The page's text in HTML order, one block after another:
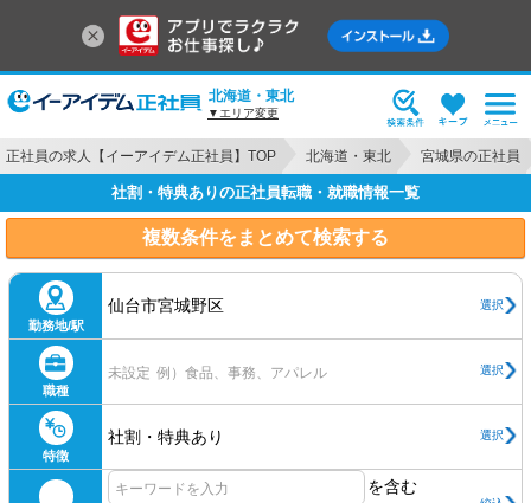
北海道・東北
▼エリア変更
正社員の求人【イーアイデム正社員】TOP 北海道・東北 宮城県の正社員
社割・特典ありの正社員転職・就職情報一覧
複数条件をまとめて検索する
勤務地/駅
仙台市宮城野区 選択
職種
未設定 例）食品、事務、アパレル 選択
特徴
社割・特典あり 選択
を含む